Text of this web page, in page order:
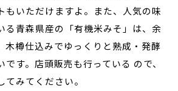
もいただけますよ。また、人気の味
る青森県産の「有機米みそ」は、余
木樽仕込みでゆっくりと熟成・発酵
す。店頭販売も行っている ので、
みてください。